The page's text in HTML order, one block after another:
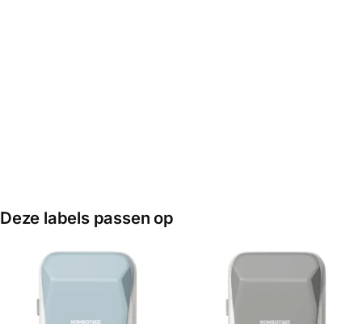
Deze labels passen op